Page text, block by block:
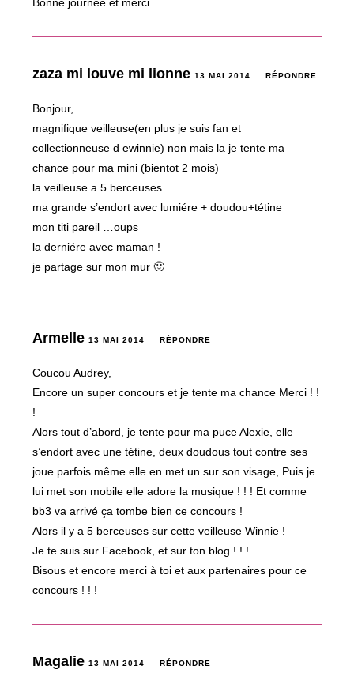
zaza mi louve mi lionne13 MAI 2014 RÉPONDRE
Bonjour,
magnifique veilleuse(en plus je suis fan et
collectionneuse d ewinnie) non mais la je tente ma
chance pour ma mini (bientot 2 mois)
la veilleuse a 5 berceuses
ma grande s’endort avec lumiére + doudou+tétine
mon titi pareil …oups
la derniére avec maman !
je partage sur mon mur 🙂
Armelle13 MAI 2014 RÉPONDRE
Coucou Audrey,
Encore un super concours et je tente ma chance Merci ! !
!
Alors tout d’abord, je tente pour ma puce Alexie, elle
s’endort avec une tétine, deux doudous tout contre ses
joue parfois même elle en met un sur son visage, Puis je
lui met son mobile elle adore la musique ! ! ! Et comme
bb3 va arrivé ça tombe bien ce concours !
Alors il y a 5 berceuses sur cette veilleuse Winnie !
Je te suis sur Facebook, et sur ton blog ! ! !
Bisous et encore merci à toi et aux partenaires pour ce
concours ! ! !
Magalie13 MAI 2014 RÉPONDRE